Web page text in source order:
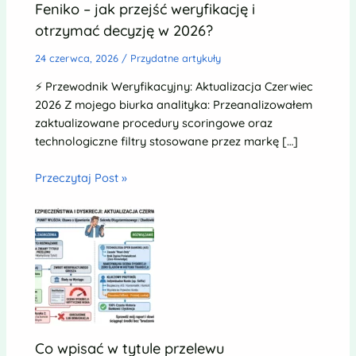
Feniko – jak przejść weryfikację i
otrzymać decyzję w 2026?
24 czerwca, 2026 / Przydatne artykuły
⚡ Przewodnik Weryfikacyjny: Aktualizacja Czerwiec
2026 Z mojego biurka analityka: Przeanalizowałem
zaktualizowane procedury scoringowe oraz
technologiczne filtry stosowane przez markę […]
Przeczytaj Post »
Co wpisać w tytule przelewu